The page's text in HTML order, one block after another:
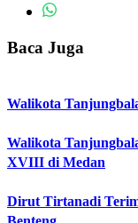
Baca Juga
Walikota
Walikota
XVIII di Medan
Dirut Tirtanadi